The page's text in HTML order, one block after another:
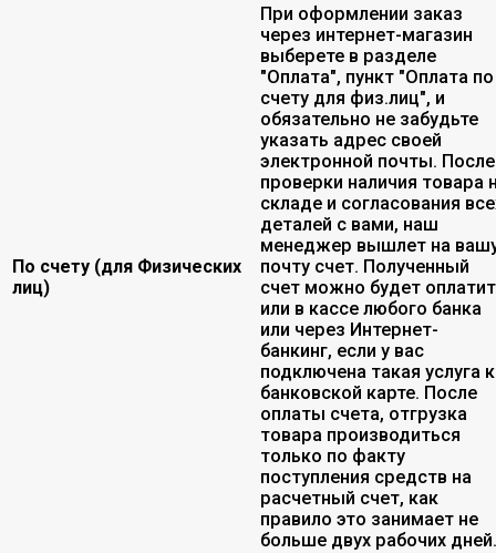
По счету (для Физических
лиц)
При оформлении заказ
через интернет-магазин
выберете в разделе
"Оплата", пункт "Оплата по
счету для физ.лиц", и
обязательно не забудьте
указать адрес своей
электронной почты. После
проверки наличия товара
складе и согласования
деталей с вами, наш
менеджер вышлет на
почту счет. Полученный
счет можно будет
или в кассе любого банка
или через Интернет-
банкинг, если у вас
подключена такая услуга к
банковской карте. После
оплаты счета, отгрузка
товара производиться
только по факту
поступления средств на
расчетный счет, как
правило это занимает не
больше двух рабочих дней.